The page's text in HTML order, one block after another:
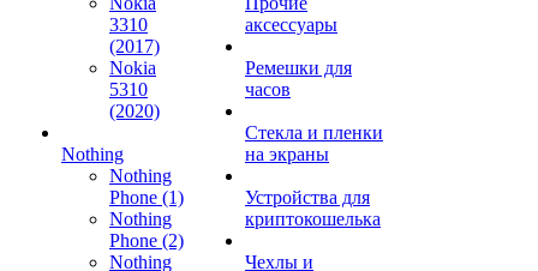
3310
(2017)
Nokia
5310
(2020)
Nothing
Nothing
Phone (1)
Nothing
Phone (2)
Nothing
аксессуары
Ремешки для
часов
Стекла и пленки
на экраны
Устройства для
криптокошелька
Чехлы и